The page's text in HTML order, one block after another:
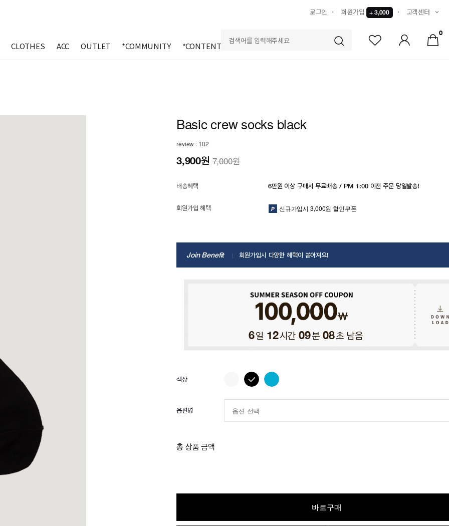
로그인 회원가입 + 3,000 고객센터
CLOTHES ACC OUTLET *COMMUNITY *CONTENTS
0
Basic crew socks black
review : 102
3,900원7,000원
배송혜택 6만원 이상 구매시 무료배송 / PM 1:00 이전 주문 당일발송!
회원가입 혜택 신규가입시 3,000원 할인쿠폰
Join Benefit 회원가입시 다양한 혜택이 쏟아져요!
6일 12시간 09분 07초 남음
옵션명
총 상품 금액
바로구매